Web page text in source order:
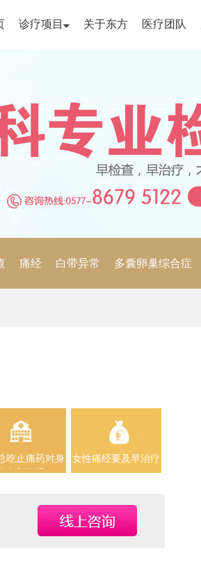
诊疗项目 关于东方 医疗团队
痛经 白带异常 多囊卵巢综合症
吃止痛药对身
有影响吗
女性痛经要及早治疗